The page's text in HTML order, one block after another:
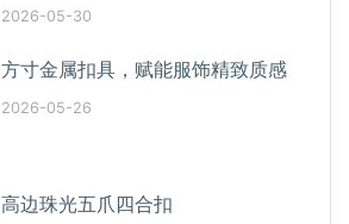
2026-05-30
方寸金属扣具，赋能服饰精致质感
2026-05-26
高边珠光五爪四合扣